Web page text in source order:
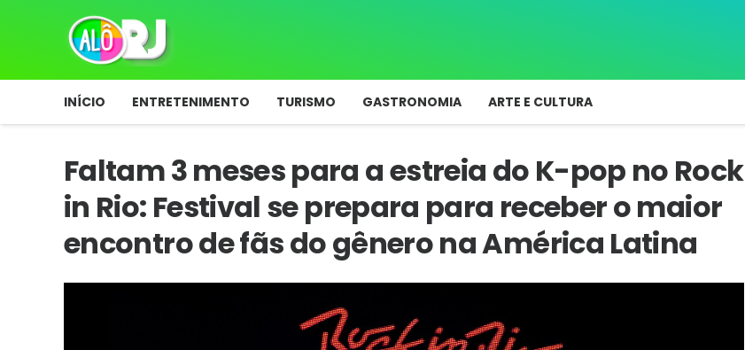
INÍCIO ENTRETENIMENTO TURISMO GASTRONOMIA ARTE E CULTURA
Faltam 3 meses para a estreia do K-pop no Rock
in Rio: Festival se prepara para receber o maior
encontro de fãs do gênero na América Latina